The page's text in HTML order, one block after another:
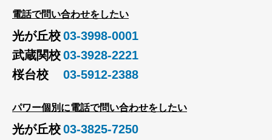
電話で問い合わせをしたい
光が丘校03-3998-0001
武蔵関校03-3928-2221
桜台校
03-5912-2388
パワー個別に電話で問い合わせをしたい
光が丘校03-3825-7250